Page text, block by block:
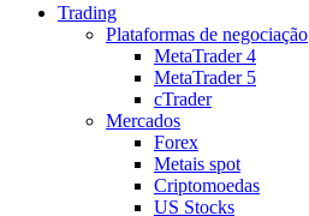
Trading
Plataformas de negociação
MetaTrader 4
MetaTrader 5
cTrader
Mercados
Forex
Metais spot
Criptomoedas
US Stocks